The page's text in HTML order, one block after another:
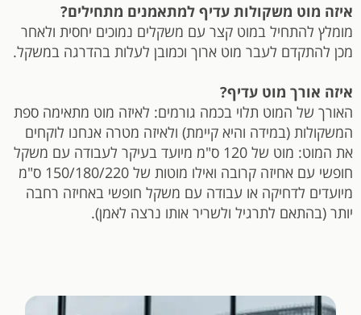
איזה מוט משקולות עדיף למתאמנים מתחילים?
מומלץ להתחיל במוט קצר עם משקלים נמוכים יחסית ולאחר
מכן להתקדם לעבר מוט ארוך וכמובן לעלות בהדרגה במשקל.
איזה אורך מוט עדיף?
האורך של המוט תלוי בכמה גורמים: לאיזה מוט מתאימה ספת
המשקולות (במידה והיא קיימת) ולאיזה מטרה אנחנו לוקחים
את המוט: מוט של 120 ס"מ מיועד בעיקר לעבודה עם משקל
חופשי עם אחיזה קרובה ואילו מוטות של 150/180/220 ס"מ
מיועדים לדחיקה או עבודה עם משקל חופשי באחיזה רחבה
יותר (בהתאם לתרגיל ולשריר אותו נרצה לאמן).